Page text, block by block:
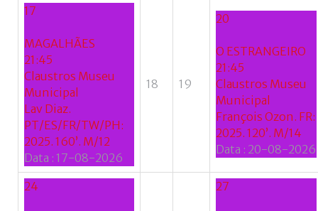
17
MAGALHÃES
21:45
Claustros Museu
Municipal
Lav Diaz.
PT/ES/FR/TW/PH:
2025. 160’. M/12
Data : 17-08-2026
18 19
20
O ESTRANGEIRO
21:45
Claustros Museu
Municipal
François Ozon. FR:
2025. 120’. M/14
Data : 20-08-2026
24 27